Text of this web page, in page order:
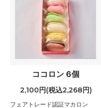
ココロン 6個
2,100円(税込2,268円)
フェアトレード認証マカロン